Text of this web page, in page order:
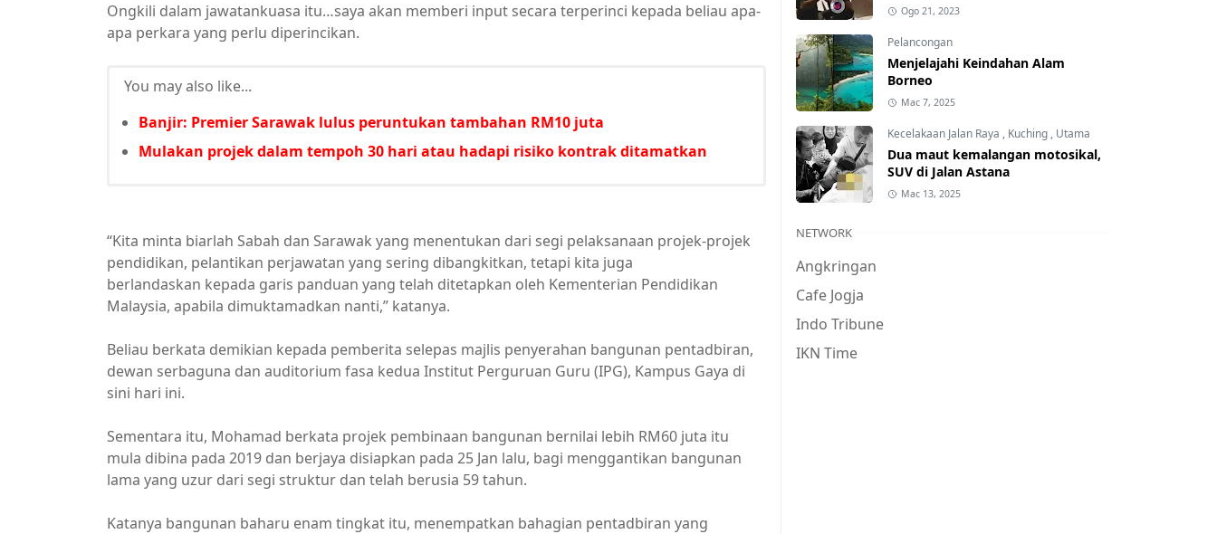
Ongkili dalam jawatankuasa itu…saya akan memberi input secara terperinci kepada beliau apa-
apa perkara yang perlu diperincikan.
You may also like...
Banjir: Premier Sarawak lulus peruntukan tambahan RM10 juta
Mulakan projek dalam tempoh 30 hari atau hadapi risiko kontrak ditamatkan
“Kita minta biarlah Sabah dan Sarawak yang menentukan dari segi pelaksanaan projek-projek
pendidikan, pelantikan perjawatan yang sering dibangkitkan, tetapi kita juga
berlandaskan kepada garis panduan yang telah ditetapkan oleh Kementerian Pendidikan
Malaysia, apabila dimuktamadkan nanti,” katanya.
Beliau berkata demikian kepada pemberita selepas majlis penyerahan bangunan pentadbiran,
dewan serbaguna dan auditorium fasa kedua Institut Perguruan Guru (IPG), Kampus Gaya di
sini hari ini.
Sementara itu, Mohamad berkata projek pembinaan bangunan bernilai lebih RM60 juta itu
mula dibina pada 2019 dan berjaya disiapkan pada 25 Jan lalu, bagi menggantikan bangunan
lama yang uzur dari segi struktur dan telah berusia 59 tahun.
Katanya bangunan baharu enam tingkat itu, menempatkan bahagian pentadbiran yang
Ogo 21, 2023
Pelancongan
Menjelajahi Keindahan Alam
Borneo
Mac 7, 2025
Kecelakaan Jalan Raya , Kuching , Utama
Dua maut kemalangan motosikal,
SUV di Jalan Astana
Mac 13, 2025
NETWORK
Angkringan
Cafe Jogja
Indo Tribune
IKN Time